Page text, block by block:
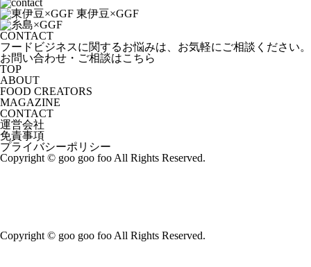
CONTACT
フードビジネスに関するお悩みは、お気軽にご相談ください。
お問い合わせ・ご相談はこちら
TOP
ABOUT
FOOD CREATORS
MAGAZINE
CONTACT
運営会社
免責事項
プライバシーポリシー
Copyright © goo goo foo All Rights Reserved.
Copyright © goo goo foo All Rights Reserved.